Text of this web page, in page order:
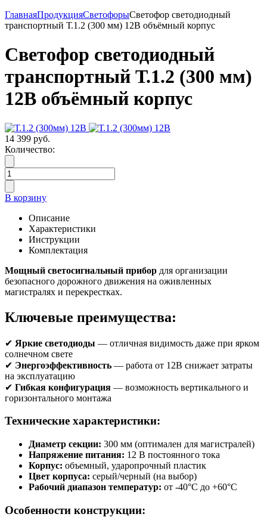
ГлавнаяПродукцияСветофорыСветофор светодиодный
транспортный Т.1.2 (300 мм) 12В объёмный корпус
Светофор светодиодный
транспортный Т.1.2 (300 мм)
12В объёмный корпус
14 399 руб.
Количество:
В корзину
Описание
Характеристики
Инструкции
Комплектация
Мощный светосигнальный прибор для организации
безопасного дорожного движения на оживленных
магистралях и перекрестках.
Ключевые преимущества:
✔ Яркие светодиоды — отличная видимость даже при ярком
солнечном свете
✔ Энергоэффективность — работа от 12В снижает затраты
на эксплуатацию
✔ Гибкая конфигурация — возможность вертикального и
горизонтального монтажа
Технические характеристики:
Диаметр секции: 300 мм (оптимален для магистралей)
Напряжение питания: 12 В постоянного тока
Корпус: объемный, ударопрочный пластик
Цвет корпуса: серый/черный (на выбор)
Рабочий диапазон температур: от -40°С до +60°С
Особенности конструкции: